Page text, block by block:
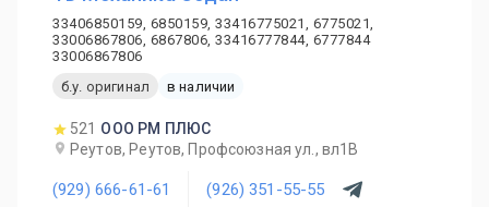
33406850159, 6850159, 33416775021, 6775021,
33006867806, 6867806, 33416777844, 6777844
33006867806
б.у. оригинал
в наличии
521 ООО РМ ПЛЮС
Реутов, Реутов, Профсоюзная ул., вл1В
(929) 666-61-61 (926) 351-55-55